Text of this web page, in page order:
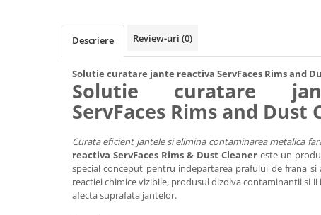
Descriere Review-uri (0)
Solutie curatare jante reactiva ServFaces Rims and
Solutie curatare
ServFaces Rims and Dust
Curata eficient jantele si elimina contaminarea metalica
reactiva ServFaces Rims & Dust Cleaner este un
special conceput pentru indepartarea prafului de frana
reactiei chimice vizibile, produsul dizolva contaminantii si
afecta suprafata jantelor.